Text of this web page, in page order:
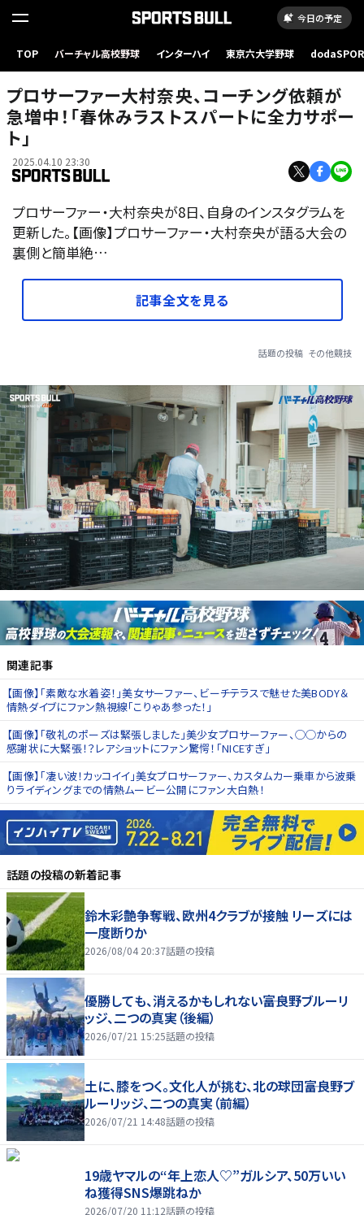
今日の予定
TOP バーチャル高校野球 インターハイ 東京六大学野球
プロサーファー大村奈央、コーチング依頼が
急増中！「春休みラストスパートに全力サポー
ト」
2025.04.10 23:30
プロサーファー・大村奈央が8日、自身のインスタグラムを
更新した。【画像】プロサーファー・大村奈央が語る大会の
裏側と簡単絶…
記事全文を見る
話題の投稿 その他競技
関連記事
【画像】「素敵な水着姿！」美女サーファー、ビーチテラスで魅せた美BODY＆
情熱ダイブにファン熱視線「こりゃあ参った！」
【画像】「敬礼のポーズは緊張しました」美少女プロサーファー、◯◯からの
感謝状に大緊張！？レアショットにファン驚愕！「NICEすぎ」
【画像】「凄い波！カッコイイ」美女プロサーファー、カスタムカー乗車から波乗
りライディングまでの情熱ムービー公開にファン大白熱！
話題の投稿の新着記事
鈴木彩艶争奪戦、欧州4クラブが接触 リーズには
一度断りか
2026/08/04 20:37話題の投稿
優勝しても、消えるかもしれない――富良野ブルーリ
ッジ、二つの真実（後編）
2026/07/21 15:25話題の投稿
土に、膝をつく。文化人が挑む、北の球団――富良野ブ
ルーリッジ、二つの真実（前編）
2026/07/21 14:48話題の投稿
19歳ヤマルの“年上恋人♡”ガルシア、50万いい
ね獲得SNS爆跳ねか
2026/07/20 11:12話題の投稿